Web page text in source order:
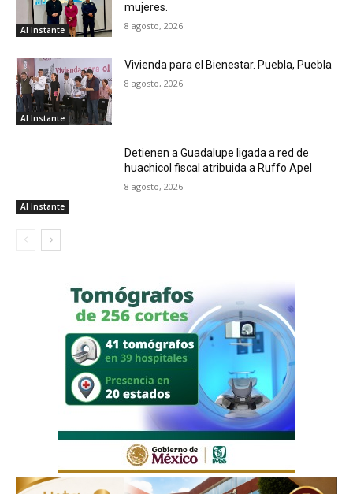
Al Instante
mujeres.
8 agosto, 2026
Al Instante
Vivienda para el Bienestar. Puebla, Puebla
8 agosto, 2026
Al Instante
Detienen a Guadalupe ligada a red de
huachicol fiscal atribuida a Ruffo Apel
8 agosto, 2026